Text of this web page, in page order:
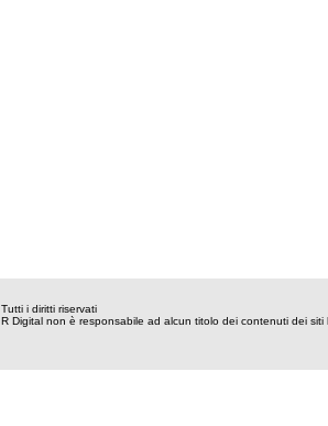
Tutti i diritti riservati
R Digital non è responsabile ad alcun titolo dei contenuti dei siti